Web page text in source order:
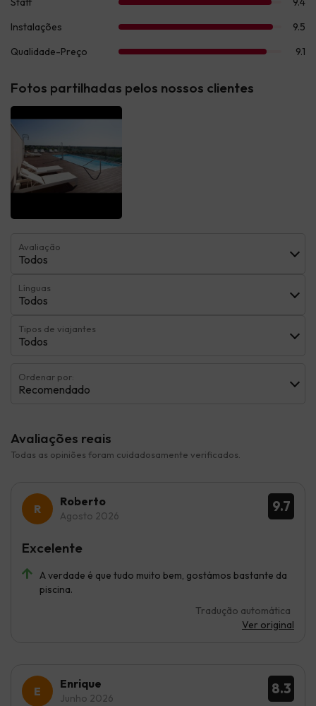
Fotos partilhadas pelos nossos clientes
Avaliação
Todos
Línguas
Todos
Tipos de viajantes
Todos
Ordenar por:
Recomendado
Avaliações reais
Todas as opiniões foram cuidadosamente verificados.
9.7
Roberto
Agosto 2026
A verdade é que tudo muito bem, gostámos bastante da
piscina.
Tradução automática
Ver original
Excelente
8.3
Enrique
Junho 2026